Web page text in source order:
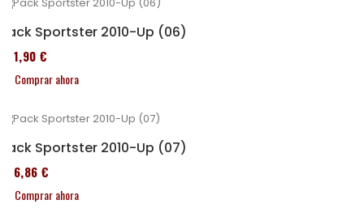
Pack Sportster 2010-Up (06)
371,90 €
Comprar ahora
Pack Sportster 2010-Up (07)
276,86 €
Comprar ahora